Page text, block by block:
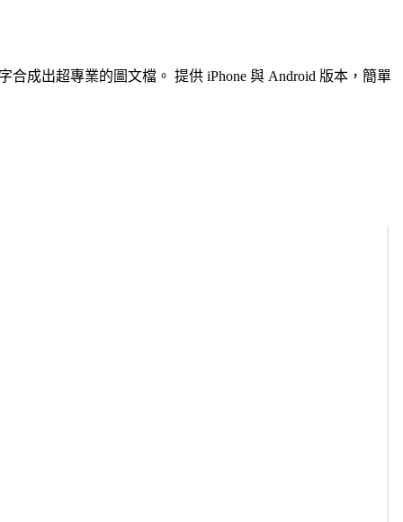
成出超專業的圖文檔。 提供 iPhone 與 Android 版本，簡單